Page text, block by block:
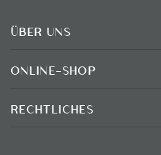
ÜBER UNS
ONLINE-SHOP
RECHTLICHES